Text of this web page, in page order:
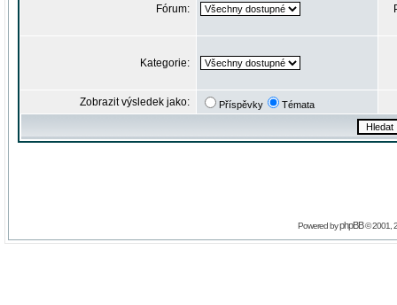
Fórum:
Kategorie:
Zobrazit výsledek jako: Příspěvky Témata
Powered byphpBB© 2001,